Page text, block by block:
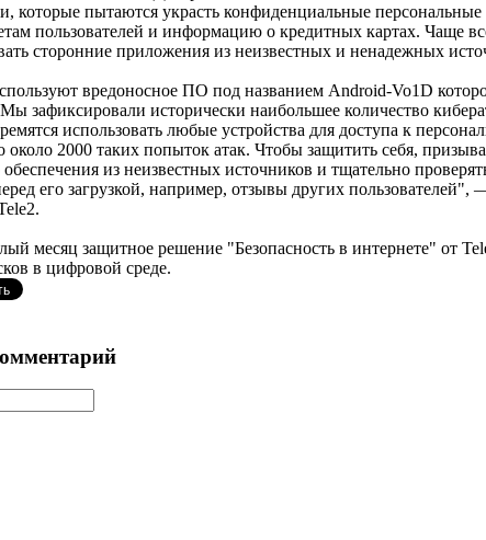
которые пытаются украсть конфиденциальные персональные
пользователей и информацию о кредитных картах. Чаще
сторонние приложения из неизвестных и ненадежных
вредоносное ПО под названием Android-Vo1D
зафиксировали исторически наибольшее количество
использовать любые устройства для доступа к
около 2000 таких попыток атак. Чтобы защитить себя,
из неизвестных источников и тщательно
его загрузкой, например, отзывы других
месяц защитное решение "Безопасность в интернете" от
в цифровой среде.